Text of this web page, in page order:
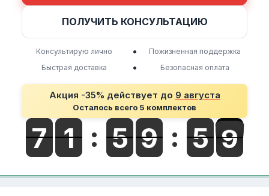
ПОЛУЧИТЬ КОНСУЛЬТАЦИЮ
Консультирую лично •
Пожизненная поддержка
Быстрая доставка
• Безопасная оплата
Акция -35% действует до 9 августа
Осталось всего 5 комплектов